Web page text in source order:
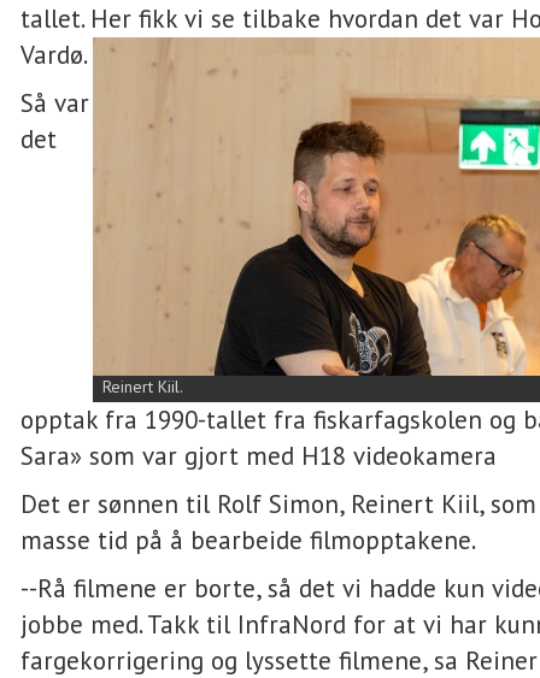
tallet. Her fikk vi se tilbake hvordan det var
Vardø.
Reinert Kiil.
Så var
det
opptak fra 1990-tallet fra fiskarfagskolen og
Sara» som var gjort med H18 videokamera
Det er sønnen til Rolf Simon, Reinert Kiil,
masse tid på å bearbeide filmopptakene.
--Rå filmene er borte, så det vi hadde kun
jobbe med. Takk til InfraNord for at vi har
fargekorrigering og lyssette filmene, sa